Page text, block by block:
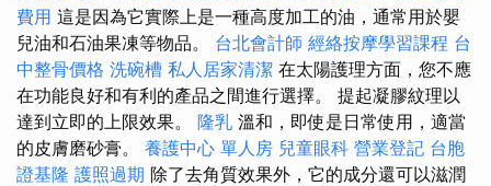
費用 這是因為它實際上是一種高度加工的油，通常用於嬰
兒油和石油果凍等物品。 台北會計師 經絡按摩學習課程 台
中整骨價格 洗碗槽 私人居家清潔 在太陽護理方面，您不應
在功能良好和有利的產品之間進行選擇。 提起凝膠紋理以
達到立即的上限效果。 隆乳 溫和，即使是日常使用，適當
的皮膚磨砂膏。 養護中心 單人房 兒童眼科 營業登記 台胞
證基隆 護照過期 除了去角質效果外，它的成分還可以滋潤